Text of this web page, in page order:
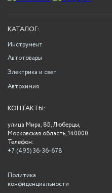
КАТАЛОГ:
Инструмент
Автотовары
Электрика и свет
Автохимия
КОНТАКТЫ:
улица Мира, 8Б, Люберцы,
Московская область, 140000
Телефон:
+7 (495) 36-36-678
Политика
конфиденциальности